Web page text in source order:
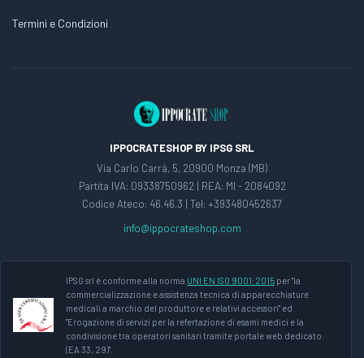
Termini e Condizioni
IPPOCRATESHOP BY IPSG SRL
Via Carlo Carrà, 5, 20900 Monza (MB)
Partita IVA: 09338750962 | REA: MI - 2084092
Codice Ateco: 46.46.3 | Tel: +393480452637
info@ippocrateshop.com
IPSG srl è conforme alla norma UNI EN ISO 9001:2015 per "la
commercializzazione e assistenza tecnica di apparecchiature
medicali a marchio del produttore e relativi accessori" ed
"Erogazione di servizi per la refertazione di esami medici e la
condivisione tra operatori sanitari tramite portale web dedicato.
(EA 33, 29)".